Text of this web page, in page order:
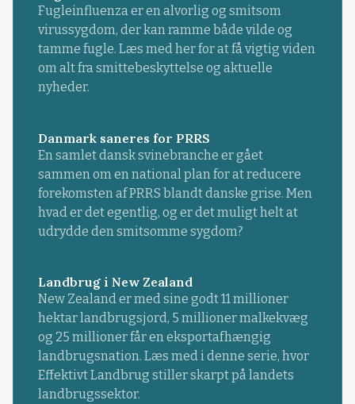
Fugleinfluenza er en alvorlig og smitsom
virussygdom, der kan ramme både vilde og
tamme fugle. Læs med her for at få vigtig viden
om alt fra smittebeskyttelse og aktuelle
nyheder.
Danmark saneres for PRRS
En samlet dansk svinebranche er gået
sammen om en national plan for at reducere
forekomsten af PRRS blandt danske grise. Men
hvad er det egentlig, og er det muligt helt at
udrydde den smitsomme sygdom?
Landbrug i New Zealand
New Zealand er med sine godt 11 millioner
hektar landbrugsjord, 5 millioner malkekvæg
og 25 millioner får en eksportafhængig
landbrugsnation. Læs med i denne serie, hvor
Effektivt Landbrug stiller skarpt på landets
landbrugssektor.